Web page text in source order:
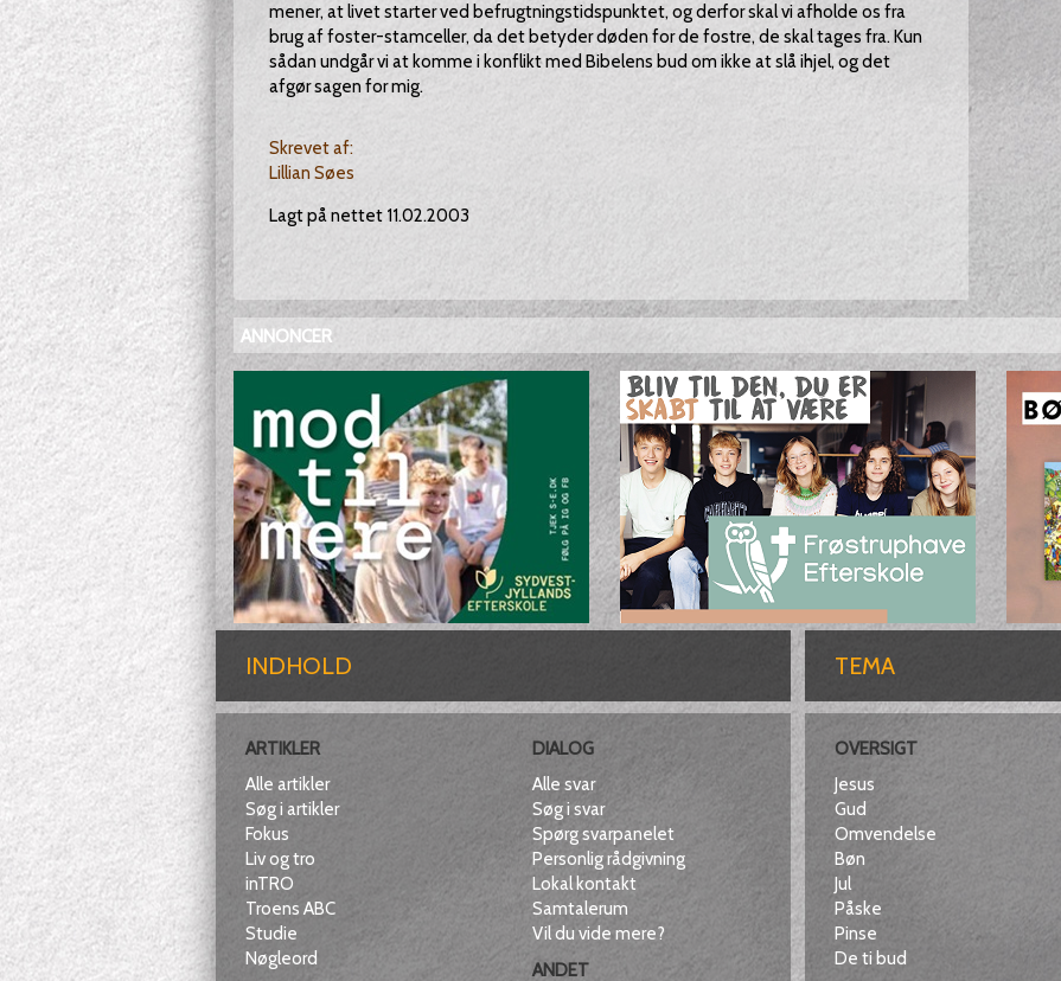
mener, at livet starter ved befrugtningstidspunktet, og derfor skal vi afholde os fra
brug af foster-stamceller, da det betyder døden for de fostre, de skal tages fra. Kun
sådan undgår vi at komme i konflikt med Bibelens bud om ikke at slå ihjel, og det
afgør sagen for mig.
Skrevet af:
Lillian Søes
Lagt på nettet 11.02.2003
ANNONCER
INDHOLD
ARTIKLER
Alle artikler
Søg i artikler
Fokus
Liv og tro
inTRO
Troens ABC
Studie
Nøgleord
DIALOG
Alle svar
Søg i svar
Spørg svarpanelet
Personlig rådgivning
Lokal kontakt
Samtalerum
Vil du vide mere?
ANDET
TEMA
OVERSIGT
Jesus
Gud
Omvendelse
Bøn
Jul
Påske
Pinse
De ti bud